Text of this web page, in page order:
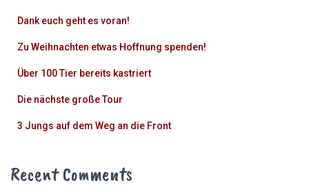
Dank euch geht es voran!
Zu Weihnachten etwas Hoffnung spenden!
Über 100 Tier bereits kastriert
Die nächste große Tour
3 Jungs auf dem Weg an die Front
Recent Comments